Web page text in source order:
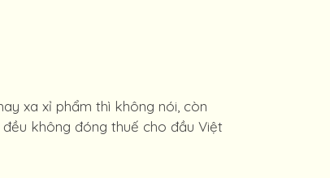
xa xỉ phẩm thì không nói, còn
không đóng thuế cho đầu Việt